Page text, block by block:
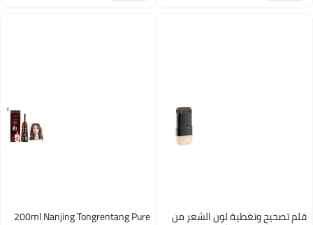
قلم تصحيح وتغطية لون الشعر من 200ml Nanjing Tongrentang Pure